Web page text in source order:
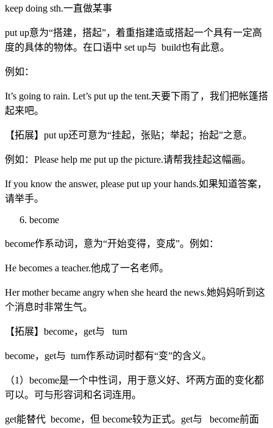
keep doing sth.一直做某事
put up意为“搭建，搭起”，着重指建造或搭起一个具有一定高
度的具体的物体。在口语中 set up与 build也有此意。
例如：
It’s going to rain. Let’s put up the tent.天要下雨了，我们把帐篷搭
起来吧。
【拓展】put up还可意为“挂起，张贴；举起；抬起”之意。
例如：Please help me put up the picture.请帮我挂起这幅画。
If you know the answer, please put up your hands.如果知道答案，
请举手。
become
become作系动词，意为“开始变得，变成”。例如：
He becomes a teacher.他成了一名老师。
Her mother became angry when she heard the news.她妈妈听到这
个消息时非常生气。
【拓展】become，get与 turn
become，get与 turn作系动词时都有“变”的含义。
（1）become是一个中性词，用于意义好、坏两方面的变化都
可以。可与形容词和名词连用。
get能替代 become，但 become较为正式。get与 become前面